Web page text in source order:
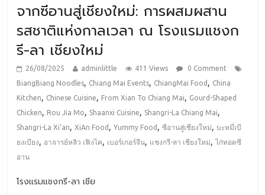
จากซีอานสู่เชียงใหม่: การผสมผสาน
รสชาติแห่งกาลเวลา ณ โรงแรมแชงก
รี-ลา เชียงใหม่
26/08/2025 adminlittle 411 Views
0 Comment
BiangBiang Noodles, Chiang Mai Events, ChiangMai Food , China
Kitchen, Chinese Cuisine, From Xian To Chiang Mai, Gourd-Shaped
Chicken, Rou Jia Mo, Shaanxi Cuisine, Shangri-La Chiang Mai,
Shangri-La Xi'an,XiAn Food ,Yummy Food ,ซีอานสู่เชียงใหม่,บะหมี่เบี
ยงเบียง, อาจารย์หลิว เฟิงไค, เบอร์เกอร์จีน, แชงกรี-ลา เชียงใหม่,ไก่ทอดซี
อาน
โรงแรมแชงกรี-ลา เชีย